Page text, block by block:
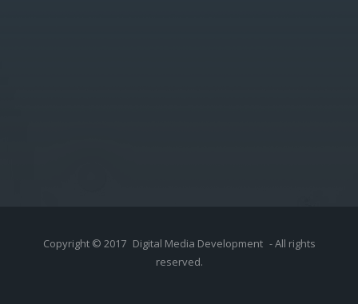
Copyright © 2017 Digital Media Development - All rights
reserved.